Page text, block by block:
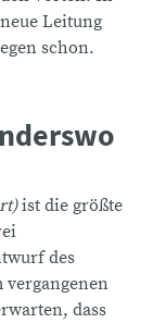
Leitung
schon.
ist die größte
des
dass